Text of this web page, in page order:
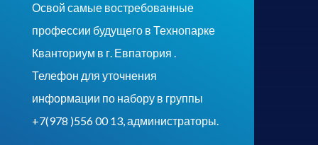
Освой самые востребованные
профессии будущего в Технопарке
Кванториум в г. Евпатория .
Телефон для уточнения
информации по набору в группы
+7(978 )556 00 13, администраторы.